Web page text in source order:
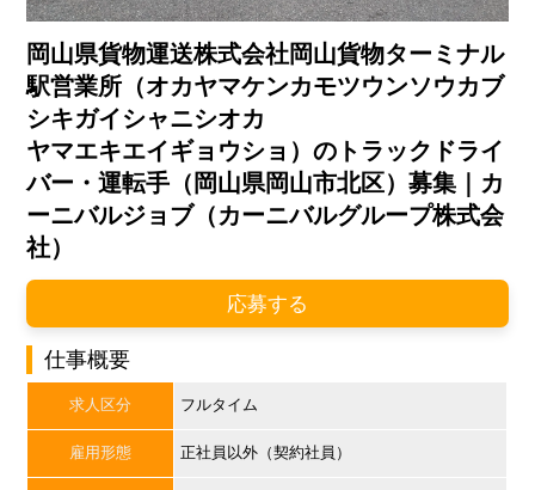
岡山県貨物運送株式会社岡山貨物ターミナル
駅営業所（オカヤマケンカモツウンソウカブ
シキガイシャニシオカ
ヤマエキエイギョウショ）のトラックドライ
バー・運転手（岡山県岡山市北区）募集｜カ
ーニバルジョブ（カーニバルグループ株式会
社）
応募する
仕事概要
求人区分 フルタイム
雇用形態 正社員以外（契約社員）